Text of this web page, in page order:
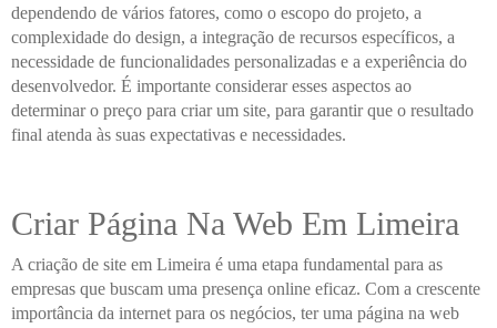
dependendo de vários fatores, como o escopo do projeto, a
complexidade do design, a integração de recursos específicos, a
necessidade de funcionalidades personalizadas e a experiência do
desenvolvedor. É importante considerar esses aspectos ao
determinar o preço para criar um site, para garantir que o resultado
final atenda às suas expectativas e necessidades.
Criar Página Na Web Em Limeira
A criação de site em Limeira é uma etapa fundamental para as
empresas que buscam uma presença online eficaz. Com a crescente
importância da internet para os negócios, ter uma página na web